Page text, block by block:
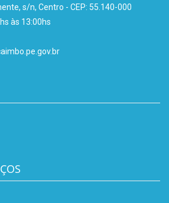
s/n, Centro - CEP: 55.140-000
às 13:00hs